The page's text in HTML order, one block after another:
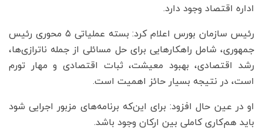
اداره اقتصاد وجود دارد.
رئیس سازمان بورس اعلام کرد: بسته عملیاتی ۵ محوری رئیس
جمهوری، شامل راهکارهایی برای حل مسائلی از جمله ناترازی‌ها،
رشد اقتصادی، بهبود معیشت، ثبات اقتصادی و مهار تورم
است، در نتیجه بسیار حائز اهمیت است.
او در عین حال افزود: برای این‌که برنامه‌های مزبور اجرایی شود
باید هم‌کاری کاملی بین ارکان وجود باشد.